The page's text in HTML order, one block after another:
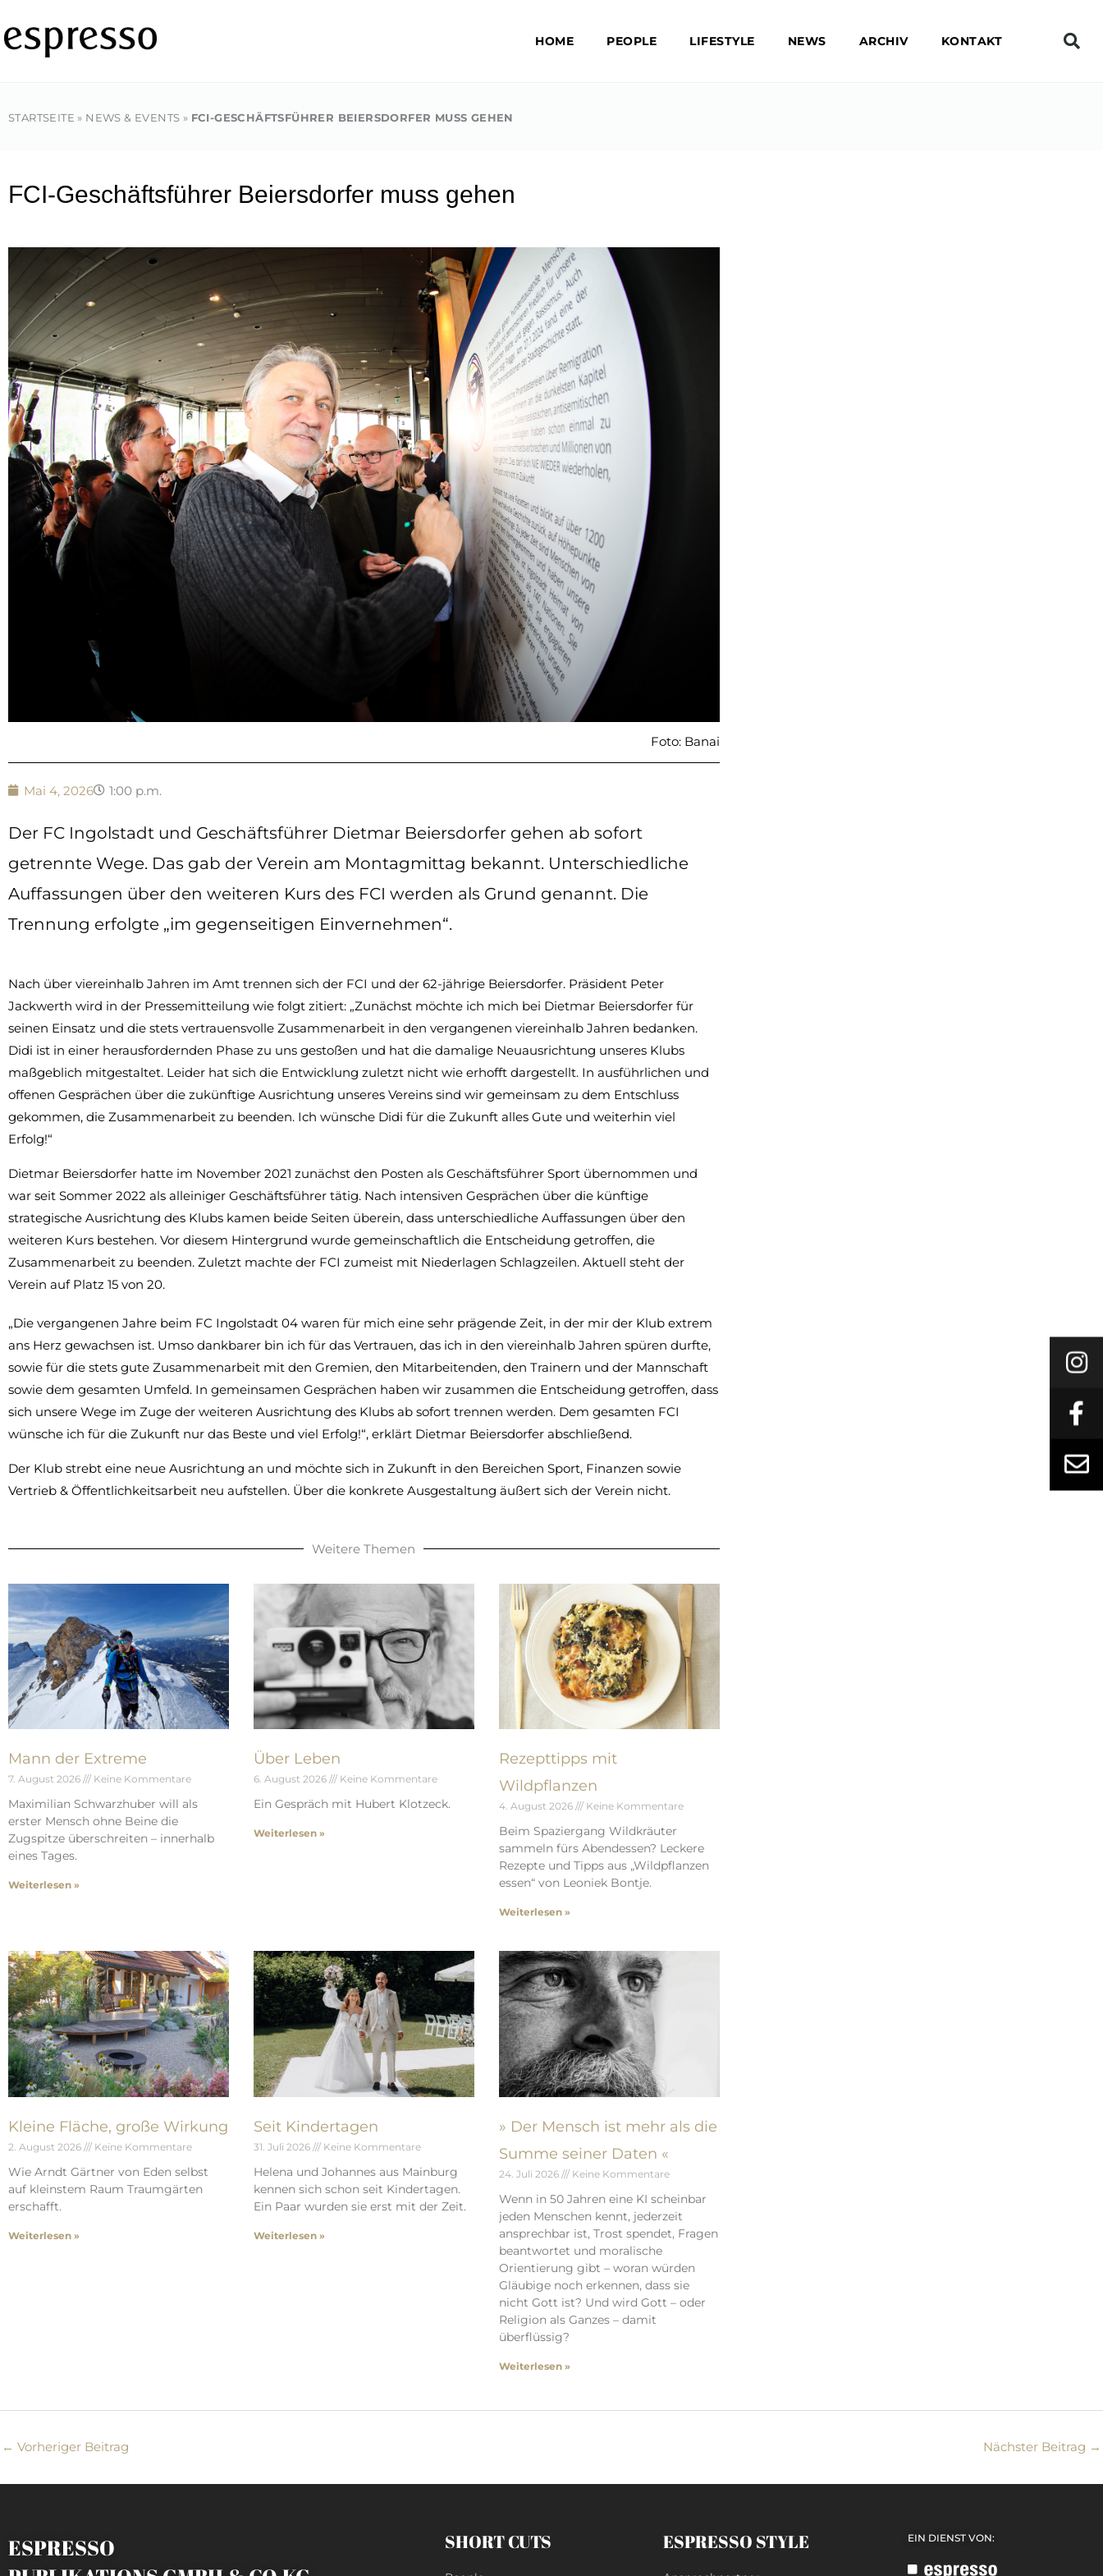
Inhalt
springen
HOME PEOPLE LIFESTYLE NEWS ARCHIV KONTAKT
STARTSEITE » NEWS & EVENTS » FCI-GESCHÄFTSFÜHRER BEIERSDORFER MUSS GEHEN
FCI-Geschäftsführer Beiersdorfer muss gehen
Foto: Banai
Mai 4, 2026 1:00 p.m.
Der FC Ingolstadt und Geschäftsführer Dietmar Beiersdorfer gehen ab sofort
getrennte Wege. Das gab der Verein am Montagmittag bekannt. Unterschiedliche
Auffassungen über den weiteren Kurs des FCI werden als Grund genannt. Die
Trennung erfolgte „im gegenseitigen Einvernehmen“.
Nach über viereinhalb Jahren im Amt trennen sich der FCI und der 62-jährige Beiersdorfer. Präsident Peter
Jackwerth wird in der Pressemitteilung wie folgt zitiert: „Zunächst möchte ich mich bei Dietmar Beiersdorfer für
seinen Einsatz und die stets vertrauensvolle Zusammenarbeit in den vergangenen viereinhalb Jahren bedanken.
Didi ist in einer herausfordernden Phase zu uns gestoßen und hat die damalige Neuausrichtung unseres Klubs
maßgeblich mitgestaltet. Leider hat sich die Entwicklung zuletzt nicht wie erhofft dargestellt. In ausführlichen und
offenen Gesprächen über die zukünftige Ausrichtung unseres Vereins sind wir gemeinsam zu dem Entschluss
gekommen, die Zusammenarbeit zu beenden. Ich wünsche Didi für die Zukunft alles Gute und weiterhin viel
Erfolg!“
Dietmar Beiersdorfer hatte im November 2021 zunächst den Posten als Geschäftsführer Sport übernommen und
war seit Sommer 2022 als alleiniger Geschäftsführer tätig. Nach intensiven Gesprächen über die künftige
strategische Ausrichtung des Klubs kamen beide Seiten überein, dass unterschiedliche Auffassungen über den
weiteren Kurs bestehen. Vor diesem Hintergrund wurde gemeinschaftlich die Entscheidung getroffen, die
Zusammenarbeit zu beenden. Zuletzt machte der FCI zumeist mit Niederlagen Schlagzeilen. Aktuell steht der
Verein auf Platz 15 von 20.
„Die vergangenen Jahre beim FC Ingolstadt 04 waren für mich eine sehr prägende Zeit, in der mir der Klub extrem
ans Herz gewachsen ist. Umso dankbarer bin ich für das Vertrauen, das ich in den viereinhalb Jahren spüren durfte,
sowie für die stets gute Zusammenarbeit mit den Gremien, den Mitarbeitenden, den Trainern und der Mannschaft
sowie dem gesamten Umfeld. In gemeinsamen Gesprächen haben wir zusammen die Entscheidung getroffen, dass
sich unsere Wege im Zuge der weiteren Ausrichtung des Klubs ab sofort trennen werden. Dem gesamten FCI
wünsche ich für die Zukunft nur das Beste und viel Erfolg!“, erklärt Dietmar Beiersdorfer abschließend.
Der Klub strebt eine neue Ausrichtung an und möchte sich in Zukunft in den Bereichen Sport, Finanzen sowie
Vertrieb & Öffentlichkeitsarbeit neu aufstellen. Über die konkrete Ausgestaltung äußert sich der Verein nicht.
Weitere Themen
Mann der Extreme
7. August 2026 Keine Kommentare
Maximilian Schwarzhuber will als
erster Mensch ohne Beine die
Zugspitze überschreiten – innerhalb
eines Tages.
Weiterlesen »
Über Leben
6. August 2026 Keine Kommentare
Ein Gespräch mit Hubert Klotzeck.
Weiterlesen »
Rezepttipps mit
Wildpflanzen
4. August 2026 Keine Kommentare
Beim Spaziergang Wildkräuter
sammeln fürs Abendessen? Leckere
Rezepte und Tipps aus „Wildpflanzen
essen“ von Leoniek Bontje.
Weiterlesen »
Kleine Fläche, große Wirkung
2. August 2026 Keine Kommentare
Wie Arndt Gärtner von Eden selbst
auf kleinstem Raum Traumgärten
erschafft.
Weiterlesen »
Seit Kindertagen
31. Juli 2026 Keine Kommentare
Helena und Johannes aus Mainburg
kennen sich schon seit Kindertagen.
Ein Paar wurden sie erst mit der Zeit.
Weiterlesen »
» Der Mensch ist mehr als die
Summe seiner Daten «
24. Juli 2026 Keine Kommentare
Wenn in 50 Jahren eine KI scheinbar
jeden Menschen kennt, jederzeit
ansprechbar ist, Trost spendet, Fragen
beantwortet und moralische
Orientierung gibt – woran würden
Gläubige noch erkennen, dass sie
nicht Gott ist? Und wird Gott – oder
Religion als Ganzes – damit
überflüssig?
Weiterlesen »
← Vorheriger Beitrag Nächster Beitrag →
ESPRESSO
SHORT CUTS ESPRESSO STYLE EIN DIENST VON: